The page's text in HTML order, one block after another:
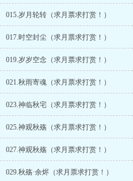
015.岁月轮转（求月票求打赏！）
017.时空封尘（求月票求打赏！）
019.岁岁空念（求月票求打赏！）
021.秋雨寄魂（求月票求打赏！）
023.神临秋宅（求月票求打赏！）
025.神观秋殇（求月票求打赏！）
027.神观秋殇（求月票求打赏！）
029.秋殇·余烬（求月票求打赏！）